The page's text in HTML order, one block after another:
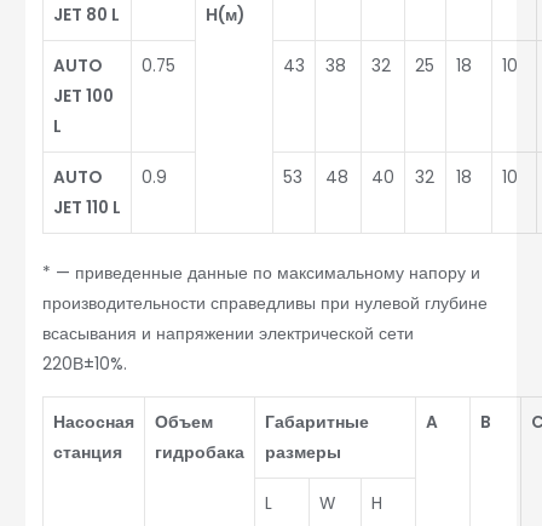
JET 80 L
Н(м)
AUTO
JET 100
L
0.75 43 38 32 25 18 10
AUTO
JET 110 L
0.9 53 48 40 32 18 10
* — приведенные данные по максимальному напору и
производительности справедливы при нулевой глубине
всасывания и напряжении электрической сети
220В±10%.
Насосная
станция
Объем
гидробака
Габаритные
размеры
A B
L W H